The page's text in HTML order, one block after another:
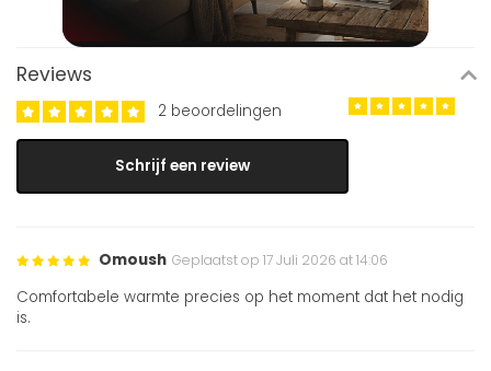
Reviews
2 beoordelingen
Schrijf een review
Omoush Geplaatst op 17 Juli 2026 at 14:06
Comfortabele warmte precies op het moment dat het nodig
is.